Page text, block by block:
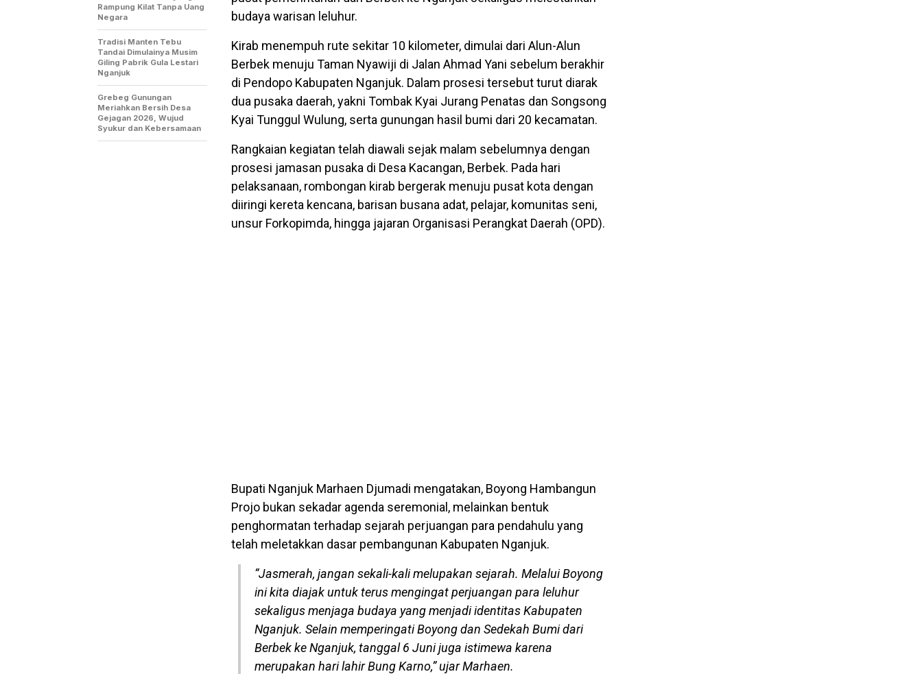
budaya warisan leluhur.
Kirab menempuh rute sekitar 10 kilometer, dimulai dari Alun-Alun
Berbek menuju Taman Nyawiji di Jalan Ahmad Yani sebelum berakhir
di Pendopo Kabupaten Nganjuk. Dalam prosesi tersebut turut diarak
dua pusaka daerah, yakni Tombak Kyai Jurang Penatas dan Songsong
Kyai Tunggul Wulung, serta gunungan hasil bumi dari 20 kecamatan.
Rangkaian kegiatan telah diawali sejak malam sebelumnya dengan
prosesi jamasan pusaka di Desa Kacangan, Berbek. Pada hari
pelaksanaan, rombongan kirab bergerak menuju pusat kota dengan
diiringi kereta kencana, barisan busana adat, pelajar, komunitas seni,
unsur Forkopimda, hingga jajaran Organisasi Perangkat Daerah (OPD).
Bupati Nganjuk Marhaen Djumadi mengatakan, Boyong Hambangun
Projo bukan sekadar agenda seremonial, melainkan bentuk
penghormatan terhadap sejarah perjuangan para pendahulu yang
telah meletakkan dasar pembangunan Kabupaten Nganjuk.
“Jasmerah, jangan sekali-kali melupakan sejarah. Melalui Boyong
ini kita diajak untuk terus mengingat perjuangan para leluhur
sekaligus menjaga budaya yang menjadi identitas Kabupaten
Nganjuk. Selain memperingati Boyong dan Sedekah Bumi dari
Berbek ke Nganjuk, tanggal 6 Juni juga istimewa karena
merupakan hari lahir Bung Karno,”ujar Marhaen.
Rampung Kilat Tanpa Uang
Negara
Tradisi Manten Tebu
Tandai Dimulainya Musim
Giling Pabrik Gula Lestari
Nganjuk
Grebeg Gunungan
Meriahkan Bersih Desa
Gejagan 2026, Wujud
Syukur dan Kebersamaan